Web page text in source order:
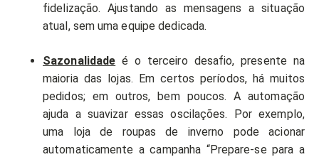
fidelização. Ajustando as mensagens a situação
atual, sem uma equipe dedicada.
Sazonalidade é o terceiro desafio, presente na
maioria das lojas. Em certos períodos, há muitos
pedidos; em outros, bem poucos. A automação
ajuda a suavizar essas oscilações. Por exemplo,
uma loja de roupas de inverno pode acionar
automaticamente a campanha “Prepare-se para a